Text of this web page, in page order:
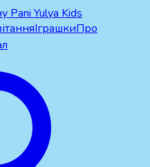
Pani Yulya Kids
ІграшкиПро